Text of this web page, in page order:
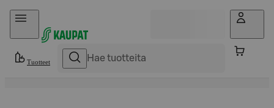
Hyppää sisältöön
Tuotteet